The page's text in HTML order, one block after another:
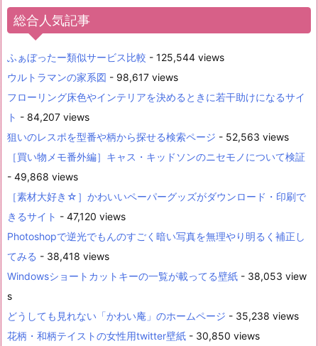
総合人気記事
ふぁぼったー類似サービス比較 - 125,544 views
ウルトラマンの家系図 - 98,617 views
フローリング床色やインテリアを決めるときに若干助けになるサイ
ト - 84,207 views
狙いのレスポを型番や柄から探せる検索ページ - 52,563 views
［買い物メモ番外編］キャス・キッドソンのニセモノについて検証
- 49,868 views
［素材大好き☆］かわいいペーパーグッズがダウンロード・印刷で
きるサイト - 47,120 views
Photoshopで逆光でもんのすごく暗い写真を無理やり明るく補正し
てみる - 38,418 views
Windowsショートカットキーの一覧が載ってる壁紙 - 38,053 view
s
どうしても見れない「かわい庵」のホームページ - 35,238 views
花柄・和柄テイストの女性用twitter壁紙 - 30,850 views